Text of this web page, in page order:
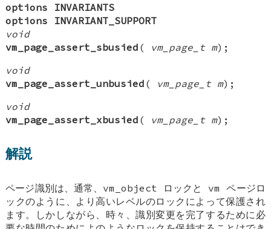
options INVARIANTS
options INVARIANT_SUPPORT
void
vm_page_assert_sbusied ( vm_page_t m);
void
vm_page_assert_unbusied ( vm_page_t m);
void
vm_page_assert_xbusied ( vm_page_t m);
解説
ページ識別は、通常、vm_object ロックと vm ページロ
ックのように、より高いレベルのロックによって保護され
ます。しかしながら、時々、識別変更を完了するために必